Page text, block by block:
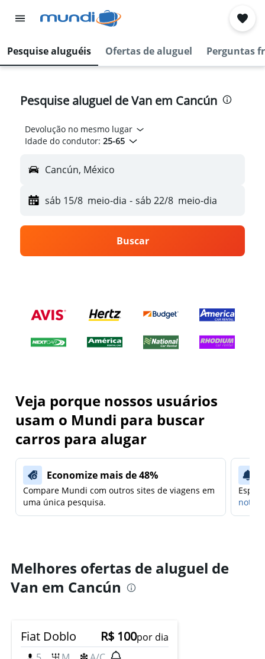
Pesquise aluguéis Ofertas de aluguel Perguntas
Pesquise aluguel de Van em Cancún
Devolução no mesmo lugar
Idade do condutor: 25-65
Cancún, México
sáb 15/8 meio-dia - sáb 22/8 meio-dia
Buscar
Veja porque nossos usuários
usam o Mundi para buscar
carros para alugar
Economize mais de 48%
Compare Mundi com outros sites de viagens em
uma única pesquisa.
Melhores ofertas de aluguel de
Van em Cancún
Fiat Doblo R$ 100por dia